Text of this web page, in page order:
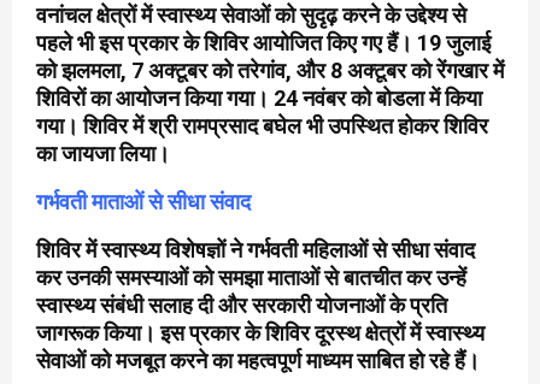
वनांचल क्षेत्रों में स्वास्थ्य सेवाओं को सुदृढ़ करने के उद्देश्य से
पहले भी इस प्रकार के शिविर आयोजित किए गए हैं। 19 जुलाई
को झलमला, 7 अक्टूबर को तरेगांव, और 8 अक्टूबर को रेंगखार में
शिविरों का आयोजन किया गया। 24 नवंबर को बोडला में किया
गया। शिविर में श्री रामप्रसाद बघेल भी उपस्थित होकर शिविर
का जायजा लिया।
गर्भवती माताओं से सीधा संवाद
शिविर में स्वास्थ्य विशेषज्ञों ने गर्भवती महिलाओं से सीधा संवाद
कर उनकी समस्याओं को समझा माताओं से बातचीत कर उन्हें
स्वास्थ्य संबंधी सलाह दी और सरकारी योजनाओं के प्रति
जागरूक किया। इस प्रकार के शिविर दूरस्थ क्षेत्रों में स्वास्थ्य
सेवाओं को मजबूत करने का महत्वपूर्ण माध्यम साबित हो रहे हैं।